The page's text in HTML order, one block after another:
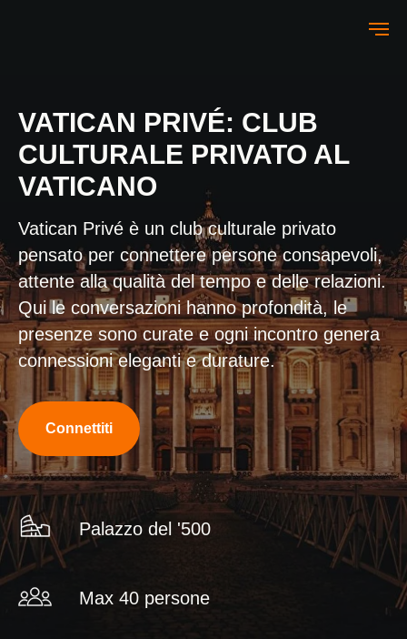
VATICAN PRIVÉ: CLUB
CULTURALE PRIVATO AL
VATICANO
Vatican Privé è un club culturale privato
pensato per connettere persone consapevoli,
attente alla qualità del tempo e delle relazioni.
Qui le conversazioni hanno profondità, le
presenze sono curate e ogni incontro genera
connessioni eleganti e durature.
Connettiti
Palazzo del '500
Max 40 persone